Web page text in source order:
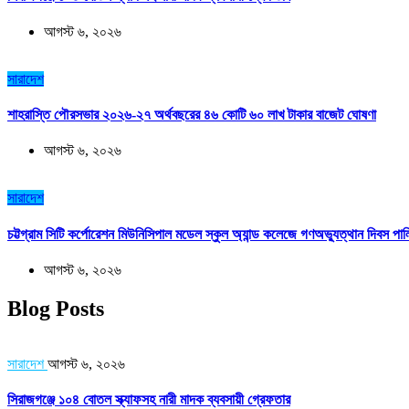
আগস্ট ৬, ২০২৬
সারাদেশ
শাহরাস্তি পৌরসভার ২০২৬-২৭ অর্থবছরের ৪৬ কোটি ৬০ লাখ টাকার বাজেট ঘোষণা
আগস্ট ৬, ২০২৬
সারাদেশ
চট্টগ্রাম সিটি কর্পোরেশন মিউনিসিপাল মডেল স্কুল অ্যান্ড কলেজে গণঅভ্যুত্থান দিবস
আগস্ট ৬, ২০২৬
Blog Posts
সারাদেশ আগস্ট ৬, ২০২৬
সিরাজগঞ্জে ১০৪ বোতল স্ক্যাফসহ নারী মাদক ব্যবসায়ী গ্রেফতার